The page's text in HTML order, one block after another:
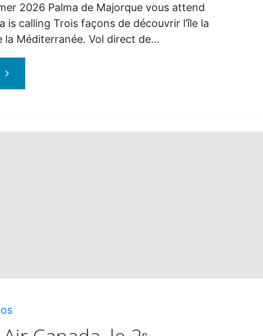
2026 Palma de Majorque vous attend
is calling Trois façons de découvrir l’île la
la Méditerranée. Vol direct de…